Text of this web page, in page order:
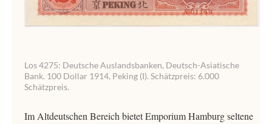
Los 4275: Deutsche Auslandsbanken, Deutsch-Asiatische
Bank. 100 Dollar 1914, Peking (I). Schätzpreis: 6.000
Schätzpreis.
Im Altdeutschen Bereich bietet Emporium Hamburg seltene